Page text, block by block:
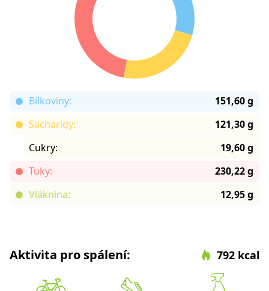
Bílkoviny:
151,60 g
Sacharidy:
121,30 g
Cukry:
19,60 g
Tuky:
230,22 g
Vláknina:
12,95 g
Aktivita pro spálení: 792 kcal